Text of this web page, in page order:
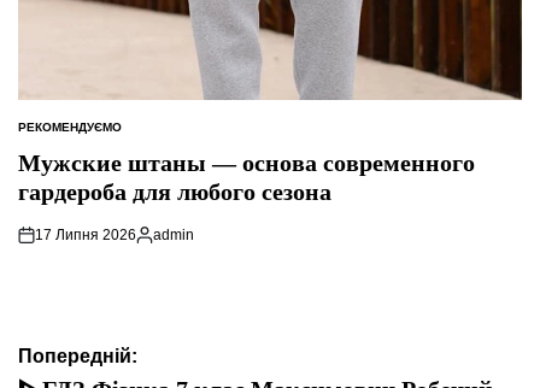
ОПУБЛІКУВАТИ
РЕКОМЕНДУЄМО
Мужские штаны — основа современного
гардероба для любого сезона
17 Липня 2026
Опубліковано
admin
Навігація
Попередній: